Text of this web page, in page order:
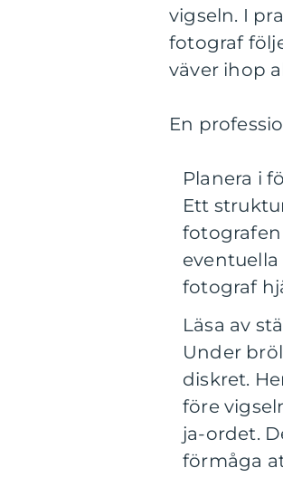
vigseln. I
fotograf
väver ihop
En
Planera i
Ett
fotograf
Läsa av
Under
diskret.
före
ja-ordet.
förmåga